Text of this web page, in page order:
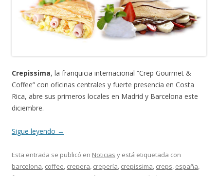
Crepissima, la franquicia internacional “Crep Gourmet &
Coffee” con oficinas centrales y fuerte presencia en Costa
Rica, abre sus primeros locales en Madrid y Barcelona este
diciembre.
Sigue leyendo →
Esta entrada se publicó en Noticias y está etiquetada con
barcelona, coffee, crepera, crepería, crepissima, creps, españa,